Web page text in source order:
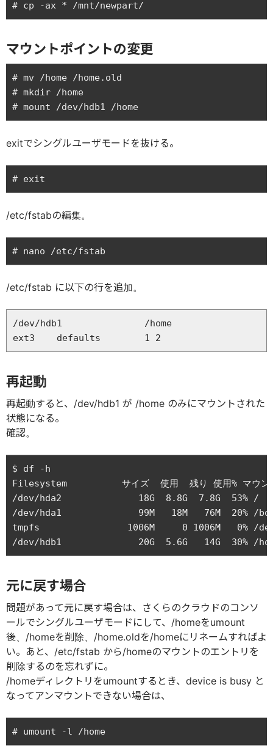
マウントポイントの変更
# mv /home /home.old
# mkdir /home
exitでシングルユーザモードを抜ける。
/etc/fstabの編集。
/etc/fstab に以下の行を追加。
/dev/hdb1               /home
再起動
再起動すると、/dev/hdb1 が /home のみにマウントされた
状態になる。
確認。
$ df -h
Filesystem          サイズ  使用  残り 使用% マウン
/dev/hda2              18G  8.8G  7.8G  53% /
/dev/hda1              99M   18M   76M  20% /
tmpfs                1006M     0 1006M   0% /
元に戻す場合
問題があって元に戻す場合は、さくらのクラウドのコンソ
ールでシングルユーザモードにして、/homeをumount
後、/homeを削除、/home.oldを/homeにリネームすればよ
い。あと、/etc/fstab から/homeのマウントのエントリを
削除するのを忘れずに。
/homeディレクトリをumountするとき、device is busy と
なってアンマウントできない場合は、